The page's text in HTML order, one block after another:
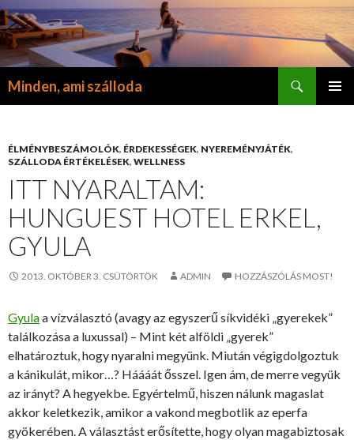
Minden, ami szálloda
ÉLMÉNYBESZÁMOLÓK, ÉRDEKESSÉGEK, NYEREMÉNYJÁTÉK,
SZÁLLODA ÉRTÉKELÉSEK, WELLNESS
ITT NYARALTAM:
HUNGUEST HOTEL ERKEL,
GYULA
2013. OKTÓBER 3. CSÜTÖRTÖK ADMIN HOZZÁSZÓLÁS MOST!
Gyulaa vízválasztó (avagy az egyszerű síkvidéki „gyerekek”
találkozása a luxussal) – Mint két alföldi „gyerek”
elhatároztuk, hogy nyaralni megyünk. Miután végigdolgoztuk
a kánikulát, mikor…? Háááát ősszel. Igen ám, de merre vegyük
az irányt? A hegyekbe. Egyértelmű, hiszen nálunk magaslat
akkor keletkezik, amikor a vakond megbotlik az eperfa
gyökerében. A választást erősítette, hogy olyan magabiztosak